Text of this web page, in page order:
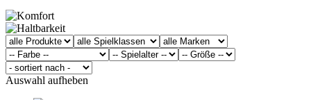
Auswahl aufheben